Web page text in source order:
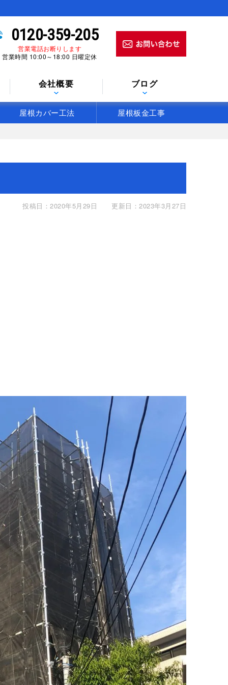
0120-359-205
営業電話お断りします
営業時間 10:00～18:00 日曜定休
会社概要 ブログ
屋根カバー工法 屋根板金工事
投稿日：2020年5月29日 更新日：2023年3月27日